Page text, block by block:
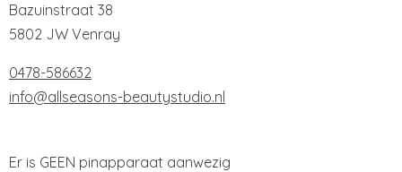
Bazuinstraat 38
5802 JW Venray
0478-586632
info@allseasons-beautystudio.nl
Er is GEEN pinapparaat aanwezig